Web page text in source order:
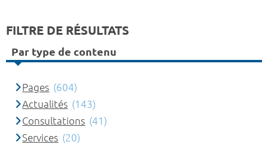
FILTRE DE RÉSULTATS
Par type de contenu
Pages (604)
Actualités (143)
Consultations (41)
Services (20)